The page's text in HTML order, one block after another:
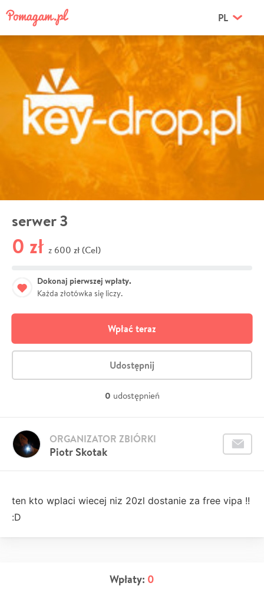
PL
serwer 3
0 zł z 600 zł (Cel)
Dokonaj pierwszej wpłaty.
Każda złotówka się liczy.
Wpłać teraz
Udostępnij
0 udostępnień
Piotr Skotak
ORGANIZATOR ZBIÓRKI
ten kto wplaci wiecej niz 20zl dostanie za free vipa !!
:D
Wpłaty: 0